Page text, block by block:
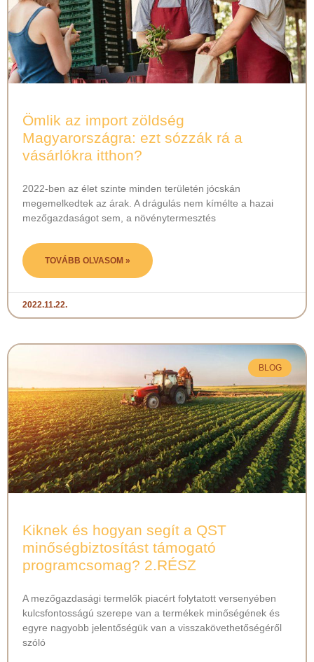
Ömlik az import zöldség
Magyarországra: ezt sózzák rá a
vásárlókra itthon?
2022-ben az élet szinte minden területén jócskán
megemelkedtek az árak. A drágulás nem kímélte a hazai
mezőgazdaságot sem, a növénytermesztés
TOVÁBB OLVASOM »
2022.11.22.
BLOG
Kiknek és hogyan segít a QST
minőségbiztosítást támogató
programcsomag? 2.RÉSZ
A mezőgazdasági termelők piacért folytatott versenyében
kulcsfontosságú szerepe van a termékek minőségének és
egyre nagyobb jelentőségük van a visszakövethetőségéről
szóló